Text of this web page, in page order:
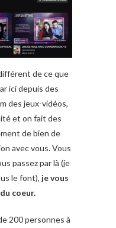
de ce que
ici depuis des
des jeux-vidéos,
et on fait des
de bien de
avec vous. Vous
passez par là (je
le font), je vous
coeur.
200 personnes à